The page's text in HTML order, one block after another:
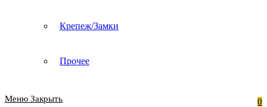
Крепеж/Замки
Прочее
0
Меню Закрыть